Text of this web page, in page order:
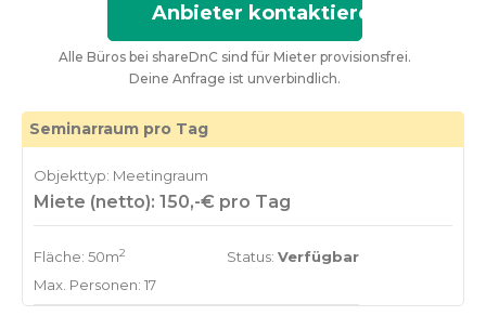
Anbieter kontaktieren
Alle Büros bei shareDnC sind für Mieter provisionsfrei.
Deine Anfrage ist unverbindlich.
Seminarraum pro Tag
Objekttyp: Meetingraum
Miete (netto): 150,-€ pro Tag
Fläche: 50m2
Max. Personen: 17
Status: Verfügbar